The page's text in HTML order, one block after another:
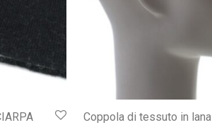
Coppola di tessuto in lana